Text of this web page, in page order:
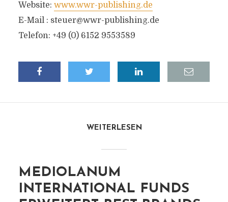
Website: www.wwr-publishing.de
E-Mail : steuer@wwr-publishing.de
Telefon: +49 (0) 6152 9553589
WEITERLESEN
MEDIOLANUM
INTERNATIONAL FUNDS